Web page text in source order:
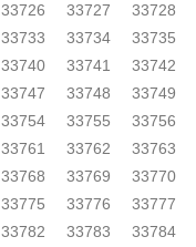
33726 33727 33728
33733 33734 33735
33740 33741 33742
33747 33748 33749
33754 33755 33756
33761 33762 33763
33768 33769 33770
33775 33776 33777
33782 33783 33784